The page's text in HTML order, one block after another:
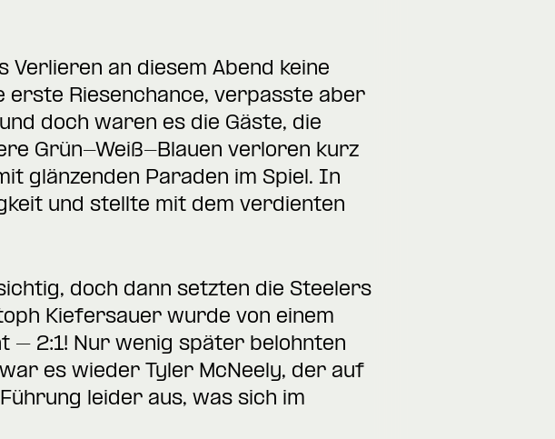
an diesem Abend keine
erste Riesenchance, verpasste aber
doch waren es die Gäste, die
Grün-Weiß-Blauen verloren kurz
glänzenden Paraden im Spiel. In
und stellte mit dem verdienten
doch dann setzten die Steelers
Kiefersauer wurde von einem
– 2:1! Nur wenig später belohnten
es wieder Tyler McNeely, der auf
leider aus, was sich im